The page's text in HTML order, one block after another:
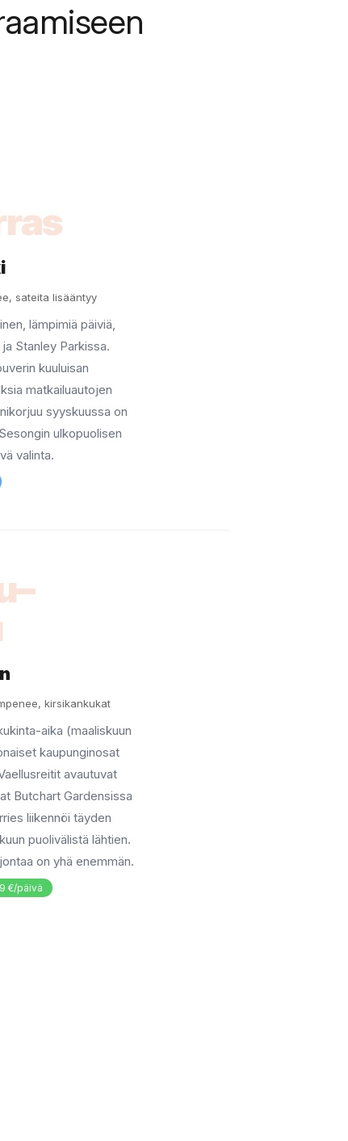
sateita lisääntyy
lämpimiä päiviä,
Stanley Parkissa.
kuuluisan
matkailuautojen
syyskuussa on
ulkopuolisen
valinta.
kirsikankukat
aika (maaliskuun
kaupunginosat
avautuvat
Butchart Gardensissa
liikennöi täyden
puolivälistä lähtien.
on yhä enemmän.
€/päivä